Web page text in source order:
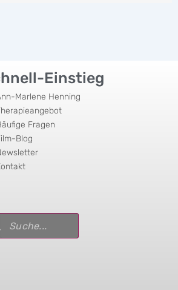
Einstieg
Marlene Henning
Fragen
Blog
Suche